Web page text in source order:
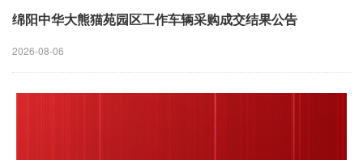
绵阳中华大熊猫苑园区工作车辆采购成交结果公告
2026-08-06